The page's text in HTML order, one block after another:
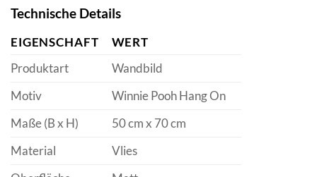
Technische Details
EIGENSCHAFT
WERT
Produktart
Wandbild
Motiv
Winnie Pooh Hang On
Maße (B x H)
50 cm x 70 cm
Material
Vlies